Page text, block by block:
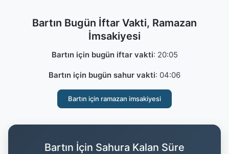
Bartın Bugün İftar Vakti, Ramazan
İmsakiyesi
Bartın için bugün iftar vakti: 20:05
Bartın için bugün sahur vakti: 04:06
Bartın için ramazan imsakiyesi
Bartın İçin Sahura Kalan Süre